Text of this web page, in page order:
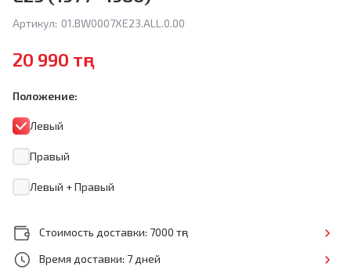
Артикул: 01.BW0007XE23.ALL.0.00
20 990 тңг
Положение:
Левый
Правый
Левый + Правый
Стоимость доставки: 7000 тңг
Время доставки: 7 дней